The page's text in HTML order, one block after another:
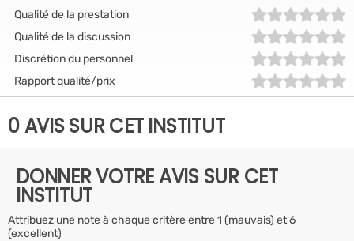
Qualité de la prestation
Qualité de la discussion
Discrétion du personnel
Rapport qualité/prix
0 AVIS SUR CET INSTITUT
DONNER VOTRE AVIS SUR CET
INSTITUT
Attribuez une note à chaque critère entre 1 (mauvais) et 6
(excellent)